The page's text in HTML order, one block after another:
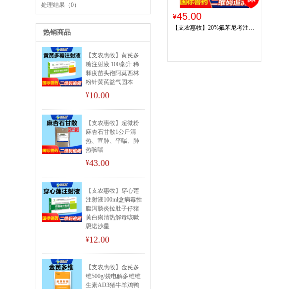
处理结果（0）
热销商品
【支农惠牧】黄芪多
糖注射液 100毫升 稀
释疫苗头孢阿莫西林
粉针黄芪益气固本
¥10.00
【支农惠牧】超微粉
麻杏石甘散1公斤清
热、宣肺、平喘、肺
热咳喘
¥43.00
【支农惠牧】穿心莲
注射液100ml盒病毒性
腹泻肠炎拉肚子仔猪
黄白痢清热解毒咳嗽
恩诺沙星
¥12.00
【支农惠牧】金芪多
维500g/袋电解多维维
生素AD3猪牛羊鸡鸭
¥45.00
【支农惠牧】20%氟苯尼考注射